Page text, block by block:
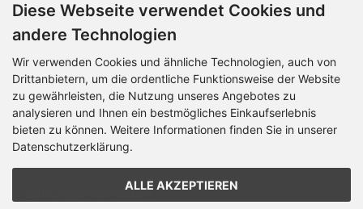
Informationen
Kontakt
Sitemap
Über uns
Zahlungsmethoden
Diese Webseite verwendet Cookies und
andere Technologien
Wir verwenden Cookies und ähnliche Technologien, auch von
Drittanbietern, um die ordentliche Funktionsweise der Website
zu gewährleisten, die Nutzung unseres Angebotes zu
analysieren und Ihnen ein bestmögliches Einkaufserlebnis
bieten zu können. Weitere Informationen finden Sie in unserer
Datenschutzerklärung.
ALLE AKZEPTIEREN